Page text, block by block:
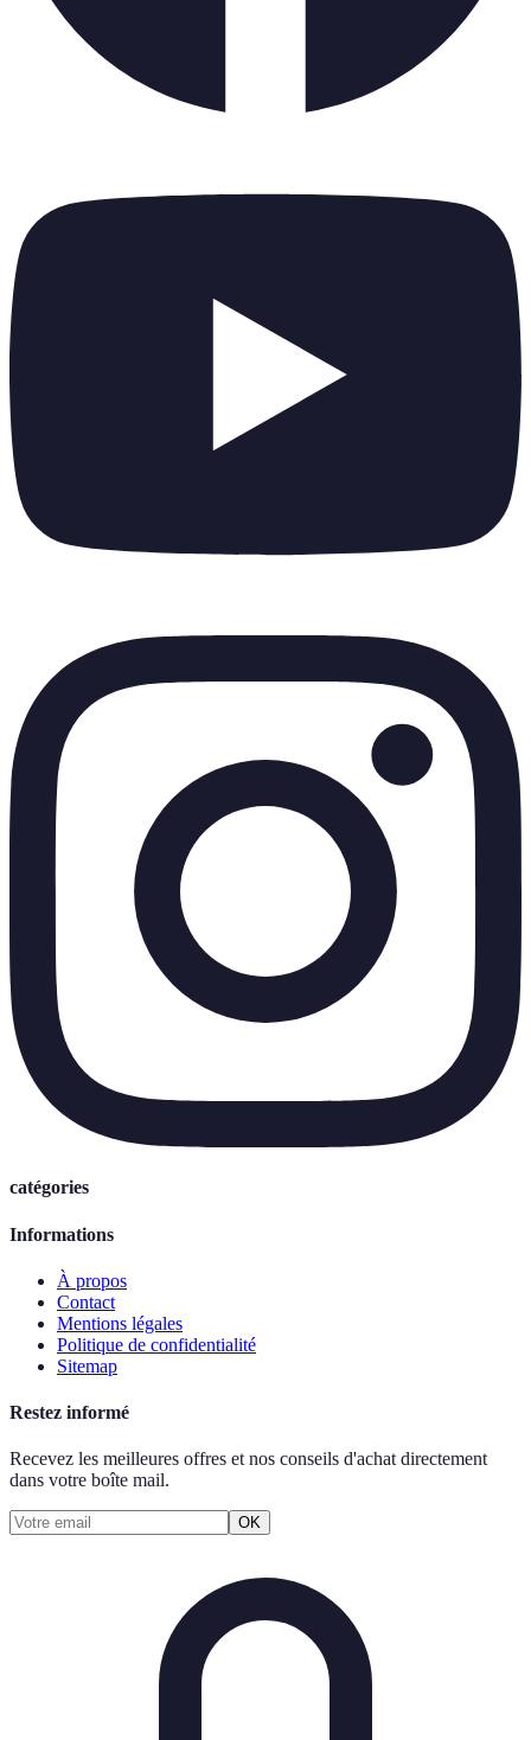
catégories
Informations
À propos
Contact
Mentions légales
Politique de confidentialité
Sitemap
Restez informé
Recevez les meilleures offres et nos conseils d'achat directement
dans votre boîte mail.
OK